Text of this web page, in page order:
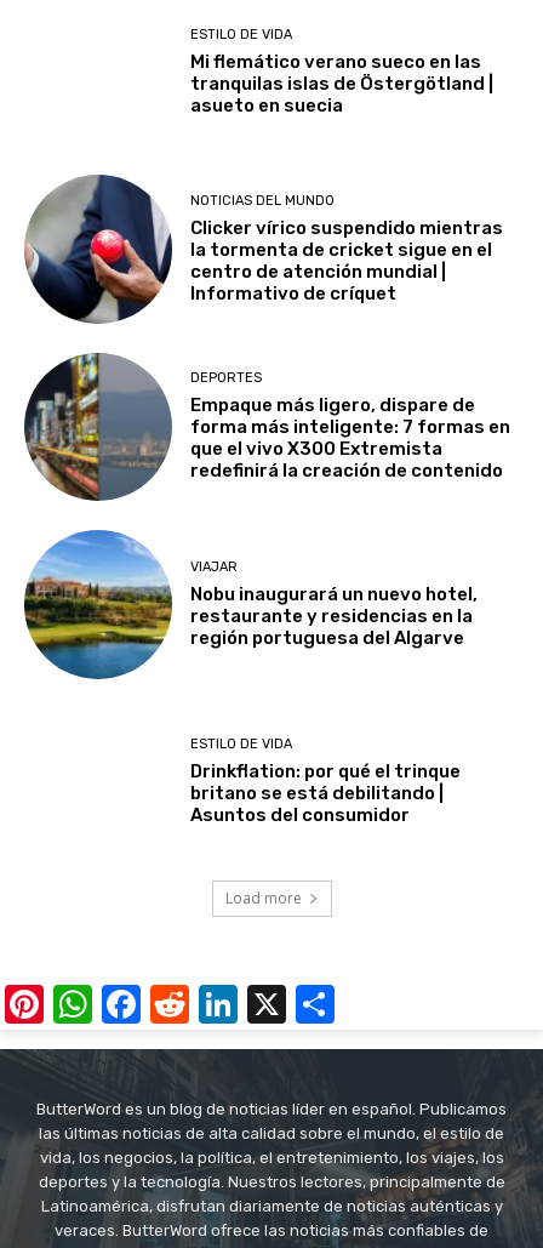
ESTILO DE VIDA
Mi flemático verano sueco en las
tranquilas islas de Östergötland |
asueto en suecia
NOTICIAS DEL MUNDO
Clicker vírico suspendido mientras
la tormenta de cricket sigue en el
centro de atención mundial |
Informativo de críquet
DEPORTES
Empaque más ligero, dispare de
forma más inteligente: 7 formas en
que el vivo X300 Extremista
redefinirá la creación de contenido
VIAJAR
Nobu inaugurará un nuevo hotel,
restaurante y residencias en la
región portuguesa del Algarve
ESTILO DE VIDA
Drinkflation: por qué el trinque
britano se está debilitando |
Asuntos del consumidor
Load more
Pinterest
WhatsApp
Facebook
RedditLinkedIn
X
ButterWord es un blog de noticias líder en español. Publicamos
las últimas noticias de alta calidad sobre el mundo, el estilo de
vida, los negocios, la política, el entretenimiento, los viajes, los
deportes y la tecnología. Nuestros lectores, principalmente de
Latinoamérica, disfrutan diariamente de noticias auténticas y
veraces. ButterWord ofrece las noticias más confiables de